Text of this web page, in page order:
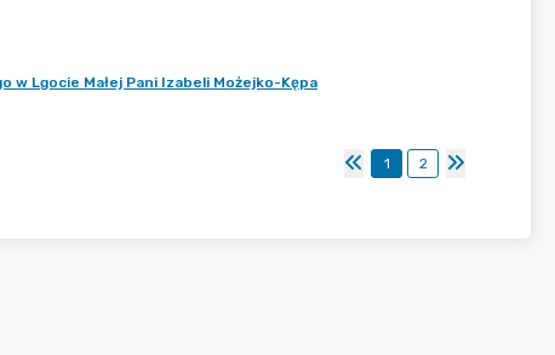
Lgocie Małej Pani Izabeli Możejko-Kępa
1 2